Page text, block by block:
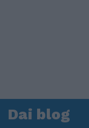
Dai blog